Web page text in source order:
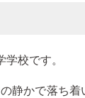
校です。
静かで落ち着